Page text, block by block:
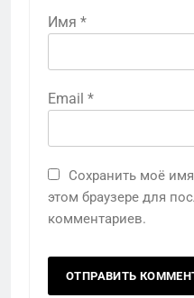
Имя *
Email *
Сохранить моё
этом браузере для
комментариев.